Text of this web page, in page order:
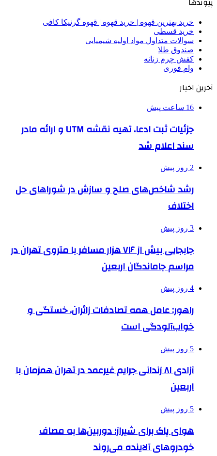
خرید بهترین قهوه | خرید قهوه | قهوه گرنیکا کافی
خرید قسطی
سوالات متداول مواد اولیه شیمیایی
صندوق طلا
کفش چرم زنانه
وام فوری
آخرین اخبار
16 ساعت پیش
جزئیات ثبت ادعا، تهیه نقشه UTM و ارائه مادر
سند اعلام شد
2 روز پیش
رشد شاخص‌های صلح و سازش در شوراهای حل
اختلاف
3 روز پیش
جابجایی بیش از ۷۱۶ هزار مسافر با متروی تهران در
مراسم جاماندگان اربعین
4 روز پیش
راهور: عامل همه تصادفات زائران، خستگی و
خواب‌آلودگی است
5 روز پیش
آزادی ۸۱ زندانی جرایم غیرعمد در تهران همزمان با
اربعین
5 روز پیش
هوای پاک برای شیراز؛ دوربین‌ها به مصاف
خودروهای آلاینده می‌روند